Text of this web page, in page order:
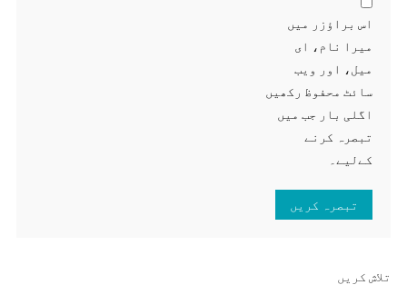
اس براؤزر میں
میرا نام، ای
میل، اور ویب
سائٹ محفوظ رکھیں
اگلی بار جب میں
تبصرہ کرنے
کےلیے۔
تلاش کریں